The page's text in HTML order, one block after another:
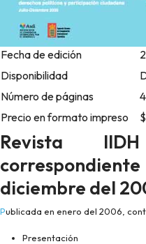
Fecha de edición
Disponibilidad
Número de páginas
Precio en formato impreso
Revista
diciembre del
Publicada en enero del 2006,
Presentación